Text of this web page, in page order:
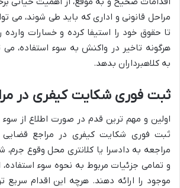
مراحل قانونی و اداری که باید طی شوند، می
تا حقوق خود را استیفا کرده و خسارات وارده
هرگونه تاخیر در واکنش به سوء استفاده،
به کلاهبرداران بدهد.
ثبت فوری شکایت کیفری در
اولین و مهم ترین قدم در صورت اطلاع از سوء
ثبت فوری شکایت کیفری در مراجع قضایی
مراجعه به دادسرا یا کلانتری محل وقوع جرم،
و تمامی جزئیات مربوط به نحوه سوء استفاده،
موجود را ارائه دهند. هرچه این اقدام سریع